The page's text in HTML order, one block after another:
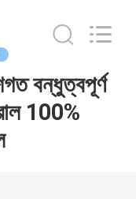
বন্ধুত্বপূর্ণ
100%